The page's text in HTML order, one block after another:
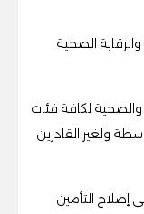
الصحية
والصحية لكافة فئات
ولغير القادرين
إصلاح التأمين